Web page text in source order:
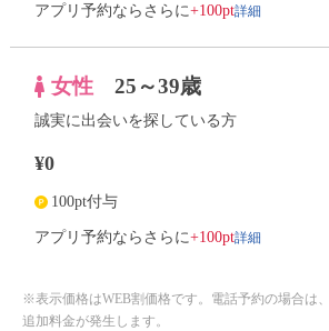
アプリ予約ならさらに+100pt詳細
女性 25～39歳
誠実に出会いを探している方
¥0
100pt付与
アプリ予約ならさらに+100pt詳細
※表示価格はWEB割価格です。電話予約の場合は
追加料金が発生します。